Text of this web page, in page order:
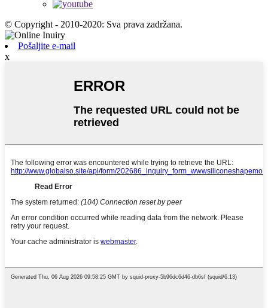
© Copyright - 2010-2020: Sva prava zadržana.
Pošaljite e-mail
x